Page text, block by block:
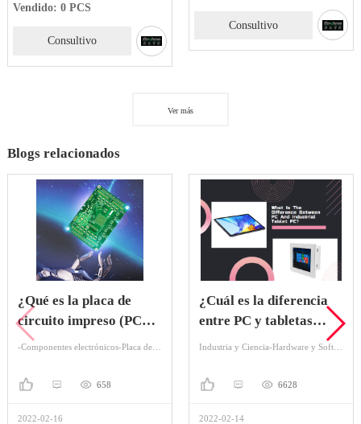
Vendido: 0 PCS
Consultivo
Consultivo
Ver más
Blogs relacionados
¿Qué es la placa de
circuito impreso (PCB)
y la ventaja de la
-Componentes electrónicos-Placa de circuito
658
2022-02-16
¿Cuál es la diferencia
entre PC y tabletas
industriales?
Industria y Ciencia-Hardware y Software-Ordenador Industrial
6628
2022-02-14